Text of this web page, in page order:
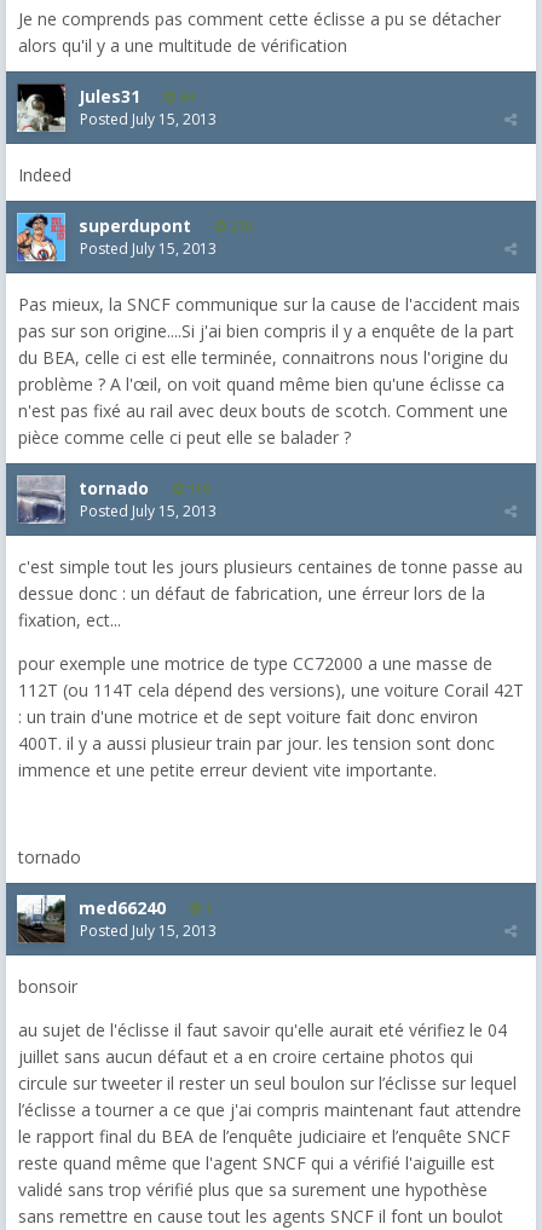
Je ne comprends pas comment cette éclisse a pu se détacher
alors qu'il y a une multitude de vérification
Jules31 44
Posted July 15, 2013
Indeed
superdupont 270
Posted July 15, 2013
Pas mieux, la SNCF communique sur la cause de l'accident mais
pas sur son origine....Si j'ai bien compris il y a enquête de la part
du BEA, celle ci est elle terminée, connaitrons nous l'origine du
problème ? A l'œil, on voit quand même bien qu'une éclisse ca
n'est pas fixé au rail avec deux bouts de scotch. Comment une
pièce comme celle ci peut elle se balader ?
tornado 116
Posted July 15, 2013
c'est simple tout les jours plusieurs centaines de tonne passe au
dessue donc : un défaut de fabrication, une érreur lors de la
fixation, ect...
pour exemple une motrice de type CC72000 a une masse de
112T (ou 114T cela dépend des versions), une voiture Corail 42T
: un train d'une motrice et de sept voiture fait donc environ
400T. il y a aussi plusieur train par jour. les tension sont donc
immence et une petite erreur devient vite importante.
tornado
med66240 1
Posted July 15, 2013
bonsoir
au sujet de l'éclisse il faut savoir qu'elle aurait eté vérifiez le 04
juillet sans aucun défaut et a en croire certaine photos qui
circule sur tweeter il rester un seul boulon sur l’éclisse sur lequel
l’éclisse a tourner a ce que j'ai compris maintenant faut attendre
le rapport final du BEA de l’enquête judiciaire et l’enquête SNCF
reste quand même que l'agent SNCF qui a vérifié l'aiguille est
validé sans trop vérifié plus que sa surement une hypothèse
sans remettre en cause tout les agents SNCF il font un boulot